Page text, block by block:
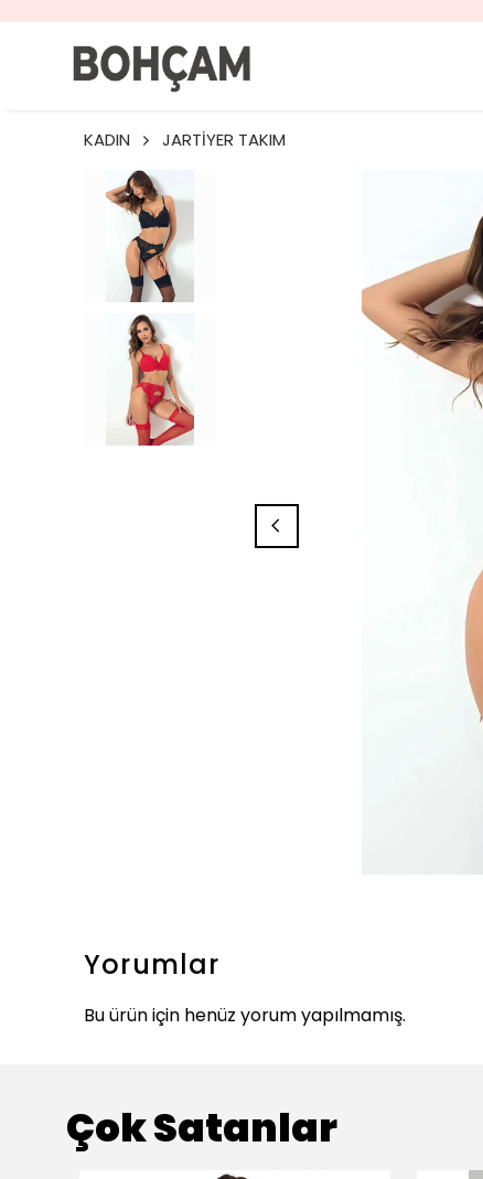
KADIN JARTİYER TAKIM
Yorumlar
Bu ürün için henüz yorum yapılmamış.
Çok Satanlar